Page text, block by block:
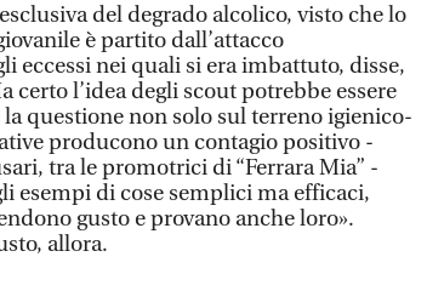
del degrado alcolico, visto che lo
è partito dall’attacco
eccessi nei quali si era imbattuto, disse,
l’idea degli scout potrebbe essere
questione non solo sul terreno igienico-
producono un contagio positivo -
tra le promotrici di “Ferrara Mia” -
esempi di cose semplici ma efficaci,
gusto e provano anche loro».
allora.